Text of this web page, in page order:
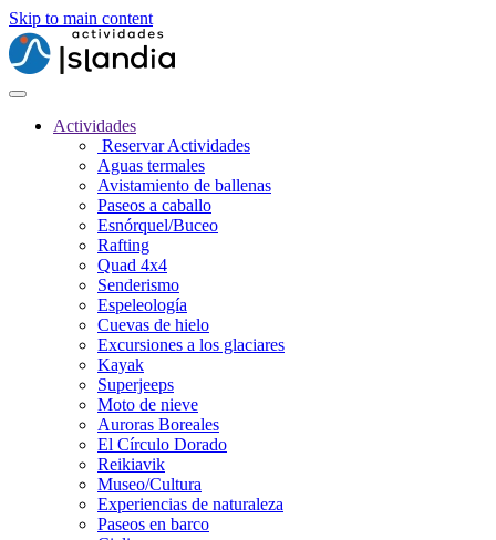
Skip to main content
Actividades
Reservar Actividades
Aguas termales
Avistamiento de ballenas
Paseos a caballo
Esnórquel/Buceo
Rafting
Quad 4x4
Senderismo
Espeleología
Cuevas de hielo
Excursiones a los glaciares
Kayak
Superjeeps
Moto de nieve
Auroras Boreales
El Círculo Dorado
Reikiavik
Museo/Cultura
Experiencias de naturaleza
Paseos en barco